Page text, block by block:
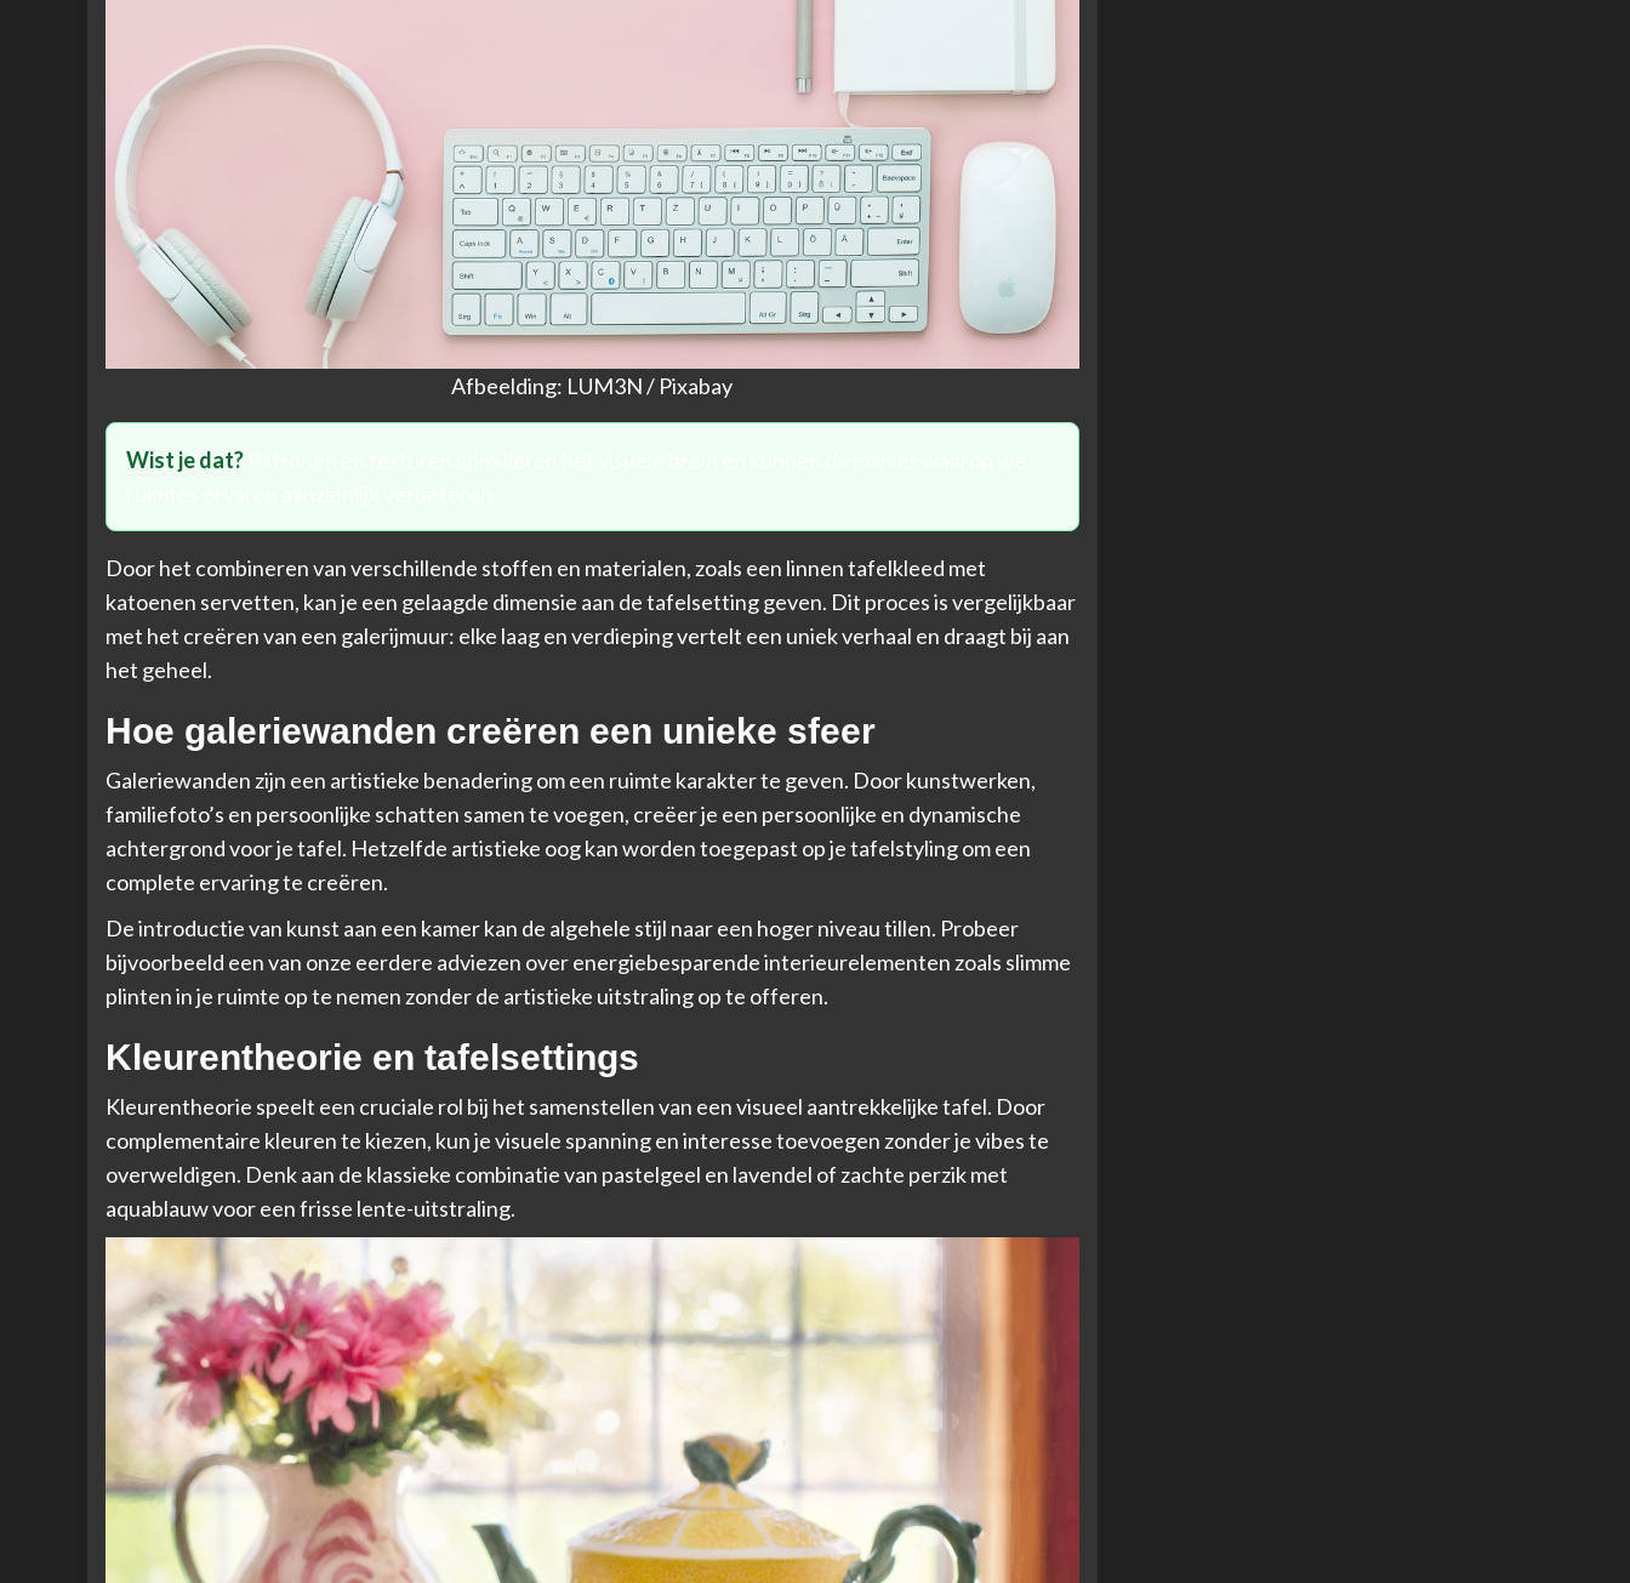
Afbeelding: LUM3N / Pixabay
Wist je dat?
Door het combineren van verschillende stoffen en materialen, zoals een linnen tafelkleed met
katoenen servetten, kan je een gelaagde dimensie aan de tafelsetting geven. Dit proces is vergelijkbaar
met het creëren van een galerijmuur: elke laag en verdieping vertelt een uniek verhaal en draagt bij aan
het geheel.
Hoe galeriewanden creëren een unieke sfeer
Galeriewanden zijn een artistieke benadering om een ruimte karakter te geven. Door kunstwerken,
familiefoto’s en persoonlijke schatten samen te voegen, creëer je een persoonlijke en dynamische
achtergrond voor je tafel. Hetzelfde artistieke oog kan worden toegepast op je tafelstyling om een
complete ervaring te creëren.
De introductie van kunst aan een kamer kan de algehele stijl naar een hoger niveau tillen. Probeer
bijvoorbeeld een van onze eerdere adviezen overenergiebesparende interieurelementen zoals slimme
plintenin je ruimte op te nemen zonder de artistieke uitstraling op te offeren.
Kleurentheorie en tafelsettings
Kleurentheorie speelt een cruciale rol bij het samenstellen van een visueel aantrekkelijke tafel. Door
complementaire kleuren te kiezen, kun je visuele spanning en interesse toevoegen zonder je vibes te
overweldigen. Denk aan de klassieke combinatie van pastelgeel en lavendel of zachte perzik met
aquablauw voor een frisse lente-uitstraling.